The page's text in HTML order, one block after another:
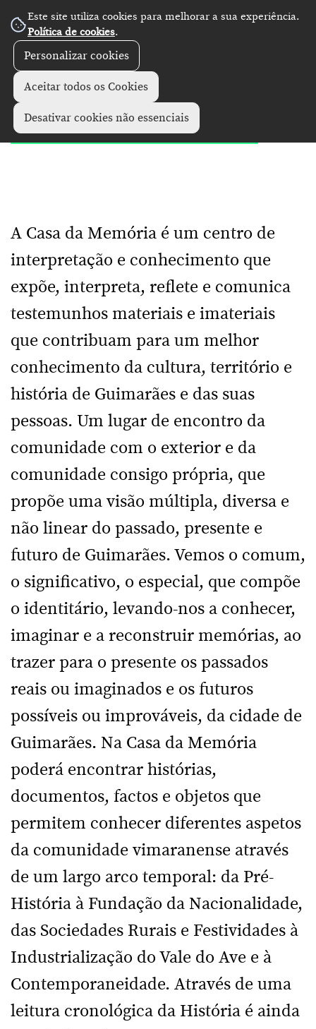
Este site utiliza cookies para melhorar a sua experiência.
Política de cookies.
Personalizar cookies
Aceitar todos os Cookies
Desativar cookies não essenciais
Diretório Monumentos e museus
Casa da Memória
A Casa da Memória é um centro de
interpretação e conhecimento que
expõe, interpreta, reflete e comunica
testemunhos materiais e imateriais
que contribuam para um melhor
conhecimento da cultura, território e
história de Guimarães e das suas
pessoas. Um lugar de encontro da
comunidade com o exterior e da
comunidade consigo própria, que
propõe uma visão múltipla, diversa e
não linear do passado, presente e
futuro de Guimarães. Vemos o comum,
o significativo, o especial, que compõe
o identitário, levando-nos a conhecer,
imaginar e a reconstruir memórias, ao
trazer para o presente os passados
reais ou imaginados e os futuros
possíveis ou improváveis, da cidade de
Guimarães. Na Casa da Memória
poderá encontrar histórias,
documentos, factos e objetos que
permitem conhecer diferentes aspetos
da comunidade vimaranense através
de um largo arco temporal: da Pré-
História à Fundação da Nacionalidade,
das Sociedades Rurais e Festividades à
Industrialização do Vale do Ave e à
Contemporaneidade. Através de uma
leitura cronológica da História é ainda